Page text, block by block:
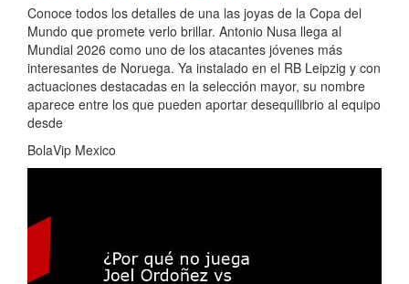
Conoce todos los detalles de una las joyas de la Copa del
Mundo que promete verlo brillar. Antonio Nusa llega al
Mundial 2026 como uno de los atacantes jóvenes más
interesantes de Noruega. Ya instalado en el RB Leipzig y con
actuaciones destacadas en la selección mayor, su nombre
aparece entre los que pueden aportar desequilibrio al equipo
desde
BolaVip Mexico